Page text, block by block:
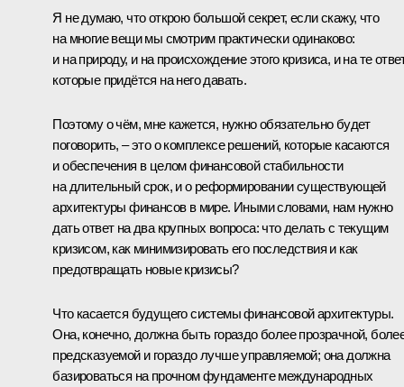
Я не думаю, что открою большой секрет, если скажу, что
на многие вещи мы смотрим практически одинаково:
и на природу, и на происхождение этого кризиса, и на те
которые придётся на него давать.
Поэтому о чём, мне кажется, нужно обязательно будет
поговорить, – это о комплексе решений, которые касаются
и обеспечения в целом финансовой стабильности
на длительный срок, и о реформировании существующей
архитектуры финансов в мире. Иными словами, нам нужно
дать ответ на два крупных вопроса: что делать с текущим
кризисом, как минимизировать его последствия и как
предотвращать новые кризисы?
Что касается будущего системы финансовой архитектуры.
Она, конечно, должна быть гораздо более прозрачной,
предсказуемой и гораздо лучше управляемой; она должна
базироваться на прочном фундаменте международных